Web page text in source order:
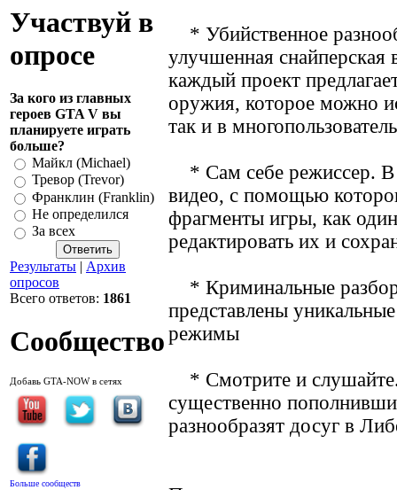
Участвуй в
опросе
За кого из главных
героев GTA V вы
планируете играть
больше?
Майкл (Michael)
Тревор (Trevor)
Франклин (Franklin)
Не определился
За всех
Результаты | Архив
опросов
Всего ответов: 1861
Сообщество
Добавь GTA-NOW в сетях
Больше сообществ
* Убийственное
улучшенная
каждый проект
оружия, которое можно
так и в
* Сам себе режиссер. В
видео, с помощью
фрагменты игры, как
редактировать их и
* Криминальные
представлены
режимы
* Смотрите и
существенно
разнообразят досуг в